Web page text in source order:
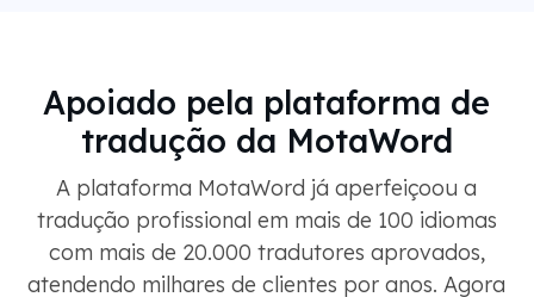
Apoiado pela plataforma de
tradução da MotaWord
A plataforma MotaWord já aperfeiçoou a
tradução profissional em mais de 100 idiomas
com mais de 20.000 tradutores aprovados,
atendendo milhares de clientes por anos. Agora